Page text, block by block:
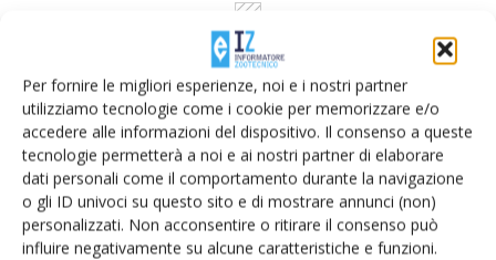
Per fornire le migliori esperienze, noi e i nostri partner
utilizziamo tecnologie come i cookie per memorizzare e/o
accedere alle informazioni del dispositivo. Il consenso a queste
tecnologie permetterà a noi e ai nostri partner di elaborare
dati personali come il comportamento durante la navigazione
o gli ID univoci su questo sito e di mostrare annunci (non)
personalizzati. Non acconsentire o ritirare il consenso può
influire negativamente su alcune caratteristiche e funzioni.
Dalla stessa categoria
FLASH NEWS 5 Agosto 2026
Convention estiva Agafibj, la
Basilicata al centro della